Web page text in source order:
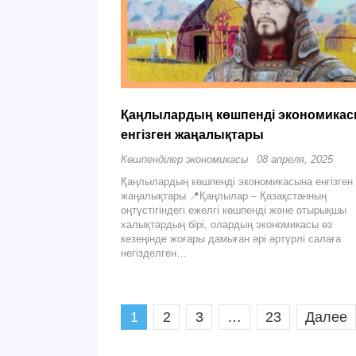
Қаңлылардың көшпенді
енгізген жаңалықтары
Көшпенділер экономикасы
08 апреля, 2025
Қаңлылардың көшпенді экономикасына енгізген
жаңалықтары 📍Қаңлылар – Қазақстанның
оңтүстігіндегі ежелгі көшпенді және отырықшы
халықтардың бірі, олардың экономикасы өз
кезеңінде жоғары дамыған әрі әртүрлі салаға
негізделген…
1 2 3 … 23 Далее